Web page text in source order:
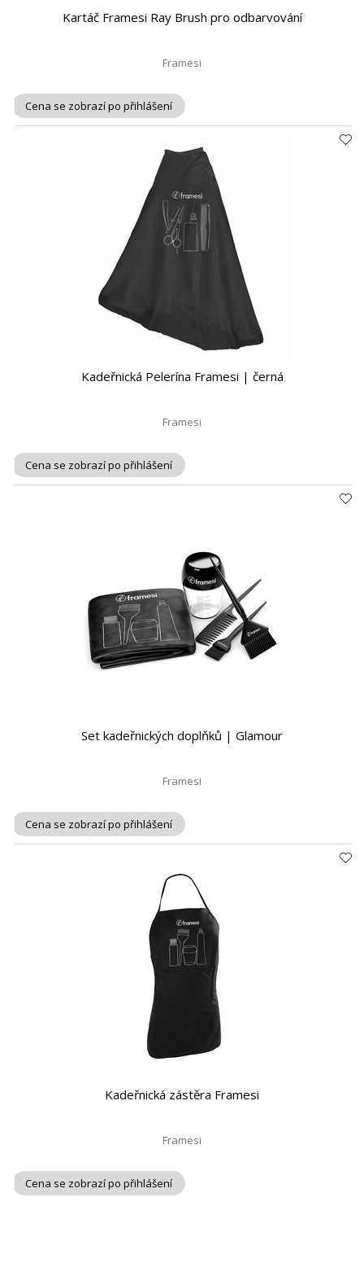
Kartáč Framesi Ray Brush pro odbarvování
Framesi
Cena se zobrazí po přihlášení
Kadeřnická Pelerína Framesi | černá
Framesi
Cena se zobrazí po přihlášení
Set kadeřnických doplňků | Glamour
Framesi
Cena se zobrazí po přihlášení
Kadeřnická zástěra Framesi
Framesi
Cena se zobrazí po přihlášení